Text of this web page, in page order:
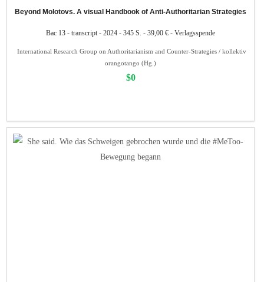
Beyond Molotovs. A visual Handbook of Anti-Authoritarian Strategies
Bac 13 - transcript - 2024 - 345 S. - 39,00 € - Verlagsspende
International Research Group on Authoritarianism and Counter-Strategies / kollektiv
orangotango (Hg.)
$0